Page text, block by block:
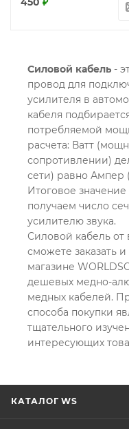
Силовой кабель -
провод для
усилителя в
кабеля
потребляемой
расчета: Ватт
сопротивлении)
сети) равно Ампер
Итоговое
получаем число
усилителю звука.
Силовой кабель
сможете заказать
магазине
дешевых медно-
медных кабелей.
способа покупки
тщательного
интересующих
КАТАЛОГ WS